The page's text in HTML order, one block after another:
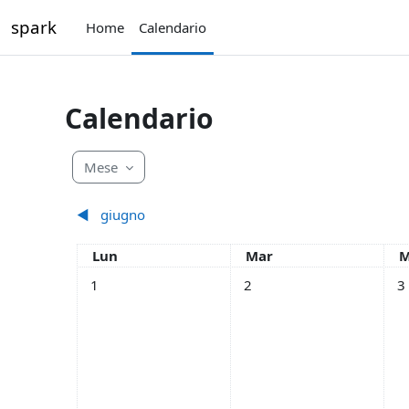
spark Home Calendario
Calendario
Mese
◀︎ giugno
Lunedi
Lun Martedì
Mar
Nessun evento, lunedì 1 luglio
1 Nessun evento, martedì 2
2 3